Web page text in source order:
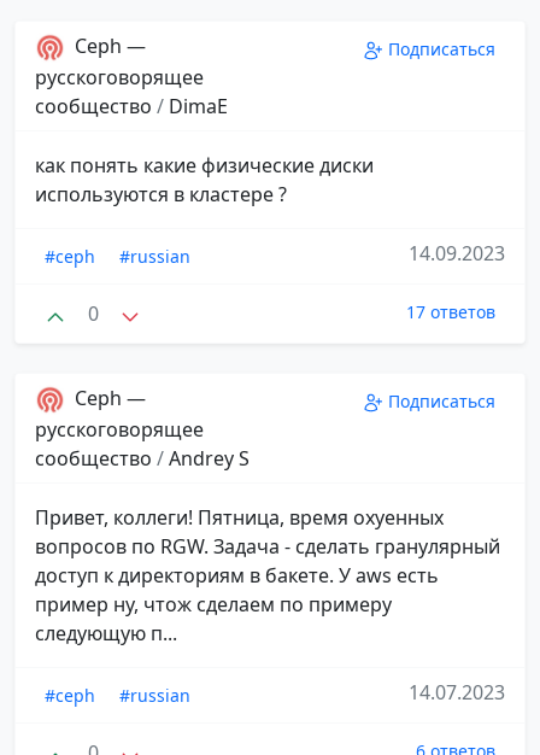
Ceph —
русскоговорящее
сообщество / DimaE
Подписаться
как понять какие физические диски
используются в кластере ?
#ceph #russian 14.09.2023
0 17 ответов
Ceph —
русскоговорящее
сообщество /Andrey S
Подписаться
Привет, коллеги! Пятница, время охуенных
вопросов по RGW. Задача - сделать гранулярный
доступ к директориям в бакете. У aws есть
пример ну, чтож сделаем по примеру
следующую п...
#ceph #russian 14.07.2023